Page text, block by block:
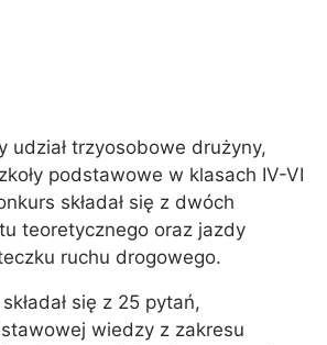
udział trzyosobowe drużyny,
podstawowe w klasach IV-VI
składał się z dwóch
teoretycznego oraz jazdy
ruchu drogowego.
się z 25 pytań,
wiedzy z zakresu